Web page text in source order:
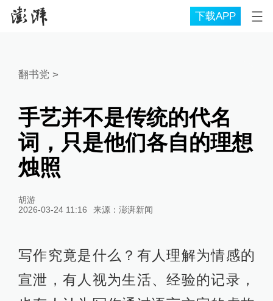
下载APP
翻书党 >
手艺并不是传统的代名
词，只是他们各自的理想
烛照
胡游
2026-03-24 11:16
来源： 澎湃新闻
写作究竟是什么？有人理解为情感的
宣泄，有人视为生活、经验的记录，